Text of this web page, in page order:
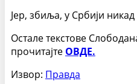
Јер, збиља, у Србији
Остале текстове
прочитајте ОВДЕ.
Извор: Правда